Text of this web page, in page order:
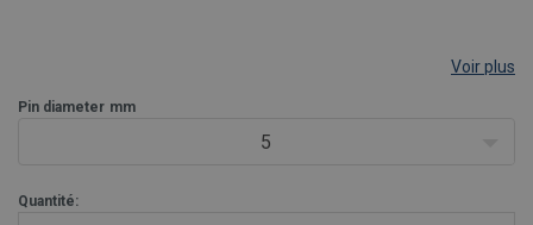
Voir plus
Pin diameter mm
5
Quantité: